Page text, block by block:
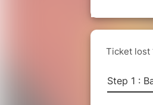
d'espoir
sur des
IG :
- DJ
Artiste